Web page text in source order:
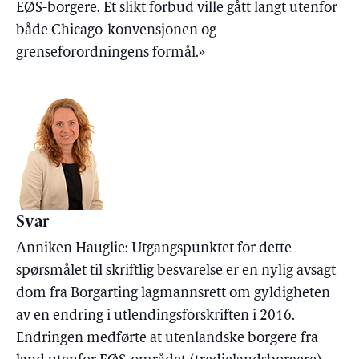
EØS-borgere. Et slikt forbud ville gått langt utenfor
både Chicago-konvensjonen og
grenseforordningens formål.»
Svar
Anniken Hauglie: Utgangspunktet for dette
spørsmålet til skriftlig besvarelse er en nylig avsagt
dom fra Borgarting lagmannsrett om gyldigheten
av en endring i utlendingsforskriften i 2016.
Endringen medførte at utenlandske borgere fra